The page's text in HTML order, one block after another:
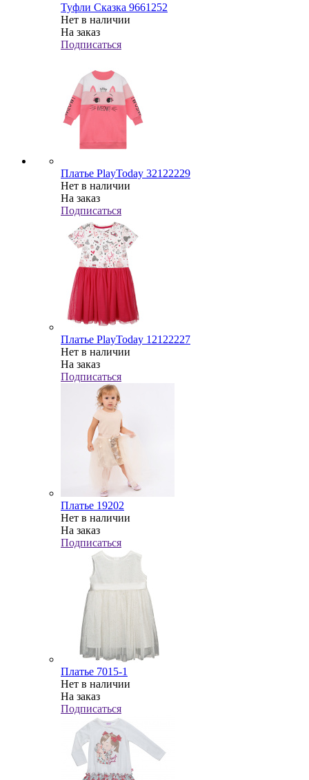
Туфли Сказка 9661252
Нет в наличии
На заказ
Подписаться
Платье PlayToday 32122229
Нет в наличии
На заказ
Подписаться
Платье PlayToday 12122227
Нет в наличии
На заказ
Подписаться
Платье 19202
Нет в наличии
На заказ
Подписаться
Платье 7015-1
Нет в наличии
На заказ
Подписаться